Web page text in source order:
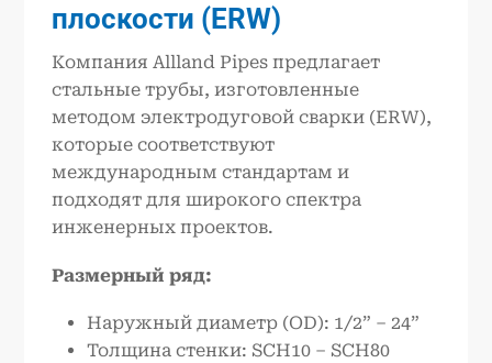
плоскости (ERW)
Компания Allland Pipes предлагает
стальные трубы, изготовленные
методом электродуговой сварки (ERW),
которые соответствуют
международным стандартам и
подходят для широкого спектра
инженерных проектов.
Размерный ряд:
Наружный диаметр (OD): 1/2” – 24”
Толщина стенки: SCH10 – SCH80